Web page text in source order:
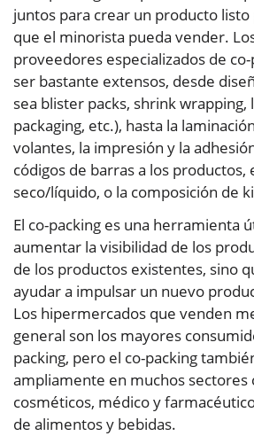
juntos para crear un producto
que el minorista pueda vender.
proveedores especializados de
ser bastante extensos, desde
sea blister packs, shrink wrapping,
packaging, etc.), hasta la
volantes, la impresión y la
códigos de barras a los productos,
seco/líquido, o la composición de
El co-packing es una herramienta
aumentar la visibilidad de los
de los productos existentes, sino
ayudar a impulsar un nuevo
Los hipermercados que venden
general son los mayores
packing, pero el co-packing
ampliamente en muchos sectores
cosméticos, médico y
de alimentos y bebidas.